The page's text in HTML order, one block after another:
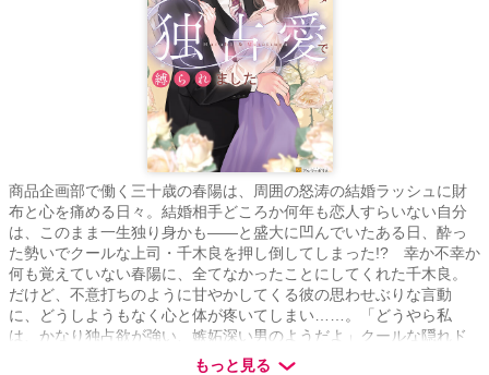
商品企画部で働く三十歳の春陽は、周囲の怒涛の結婚ラッシュに財
布と心を痛める日々。結婚相手どころか何年も恋人すらいない自分
は、このまま一生独り身かも――と盛大に凹んでいたある日、酔っ
た勢いでクールな上司・千木良を押し倒してしまった!? 幸か不幸か
何も覚えていない春陽に、全てなかったことにしてくれた千木良。
だけど、不意打ちのように甘やかしてくる彼の思わせぶりな言動
に、どうしようもなく心と体が疼いてしまい……。「どうやら私
は、かなり独占欲が強い、嫉妬深い男のようだよ」クールな隠れド
Ｓ上司をうっかりその気にさせてしまったアラサー女子の、甘すぎ
もっと見る